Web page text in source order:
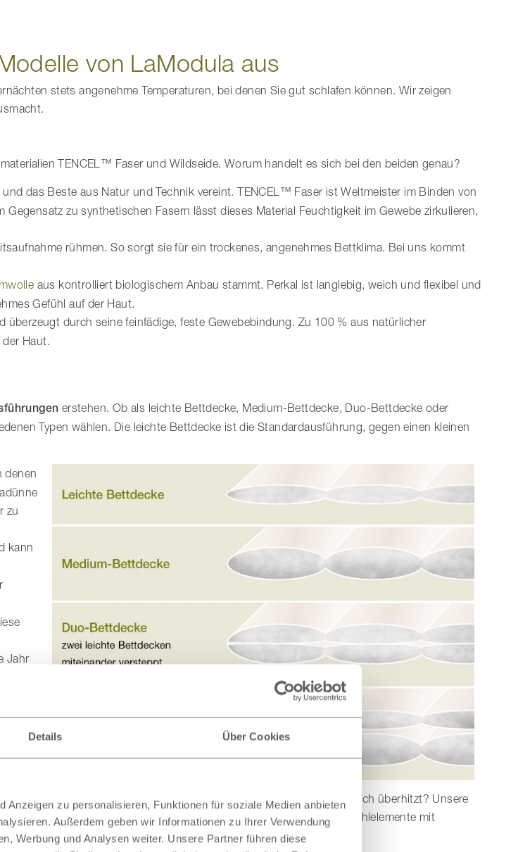
Details Über Cookies
Anzeigen zu personalisieren, Funktionen für soziale Medien anbieten
Außerdem geben wir Informationen zu Ihrer Verwendung
Werbung und Analysen weiter. Unsere Partner führen diese
von LaModula aus
stets angenehme Temperaturen, bei denen Sie gut schlafen können. Wir zeigen
TENCEL™ Faser und Wildseide. Worum handelt es sich bei den beiden genau?
das Beste aus Natur und Technik vereint. TENCEL™ Faser ist Weltmeister im Binden von
Gegensatz zu synthetischen Fasern lässt dieses Material Feuchtigkeit im Gewebe zirkulieren,
rühmen. So sorgt sie für ein trockenes, angenehmes Bettklima. Bei uns kommt
aus kontrolliert biologischem Anbau stammt. Perkal ist langlebig, weich und flexibel und
Gefühl auf der Haut.
überzeugt durch seine feinfädige, feste Gewebebindung. Zu 100 % aus natürlicher
Haut.
erstehen. Ob als leichte Bettdecke, Medium-Bettdecke, Duo-Bettdecke oder
Typen wählen. Die leichte Bettdecke ist die Standardausführung, gegen einen kleinen
denen
zu
kann
Jahr
angenehme Kühle am Körper, wenn der Kopf- und Nackenbereich überhitzt? Unsere
Mit TENCEL™ Faser und Wildseide überzeugen auch diese Kühlelemente mit